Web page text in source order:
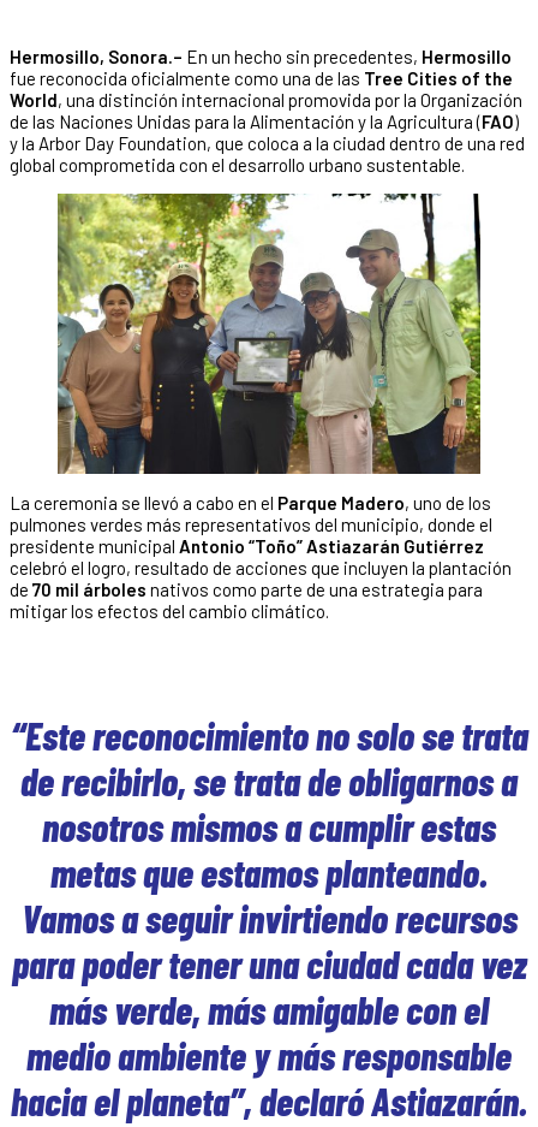
Hermosillo, Sonora.– En un hecho sin precedentes, Hermosillo
fue reconocida oficialmente como una de las Tree Cities of the
World, una distinción internacional promovida por la Organización
de las Naciones Unidas para la Alimentación y la Agricultura (FAO)
y la Arbor Day Foundation, que coloca a la ciudad dentro de una red
global comprometida con el desarrollo urbano sustentable.
La ceremonia se llevó a cabo en el Parque Madero, uno de los
pulmones verdes más representativos del municipio, donde el
presidente municipal Antonio “Toño” Astiazarán Gutiérrez
celebró el logro, resultado de acciones que incluyen la plantación
de 70 mil árboles nativos como parte de una estrategia para
mitigar los efectos del cambio climático.
“Este reconocimiento no solo se trata
de recibirlo, se trata de obligarnos a
nosotros mismos a cumplir estas
metas que estamos planteando.
Vamos a seguir invirtiendo recursos
para poder tener una ciudad cada vez
más verde, más amigable con el
medio ambiente y más responsable
hacia el planeta”, declaró Astiazarán.